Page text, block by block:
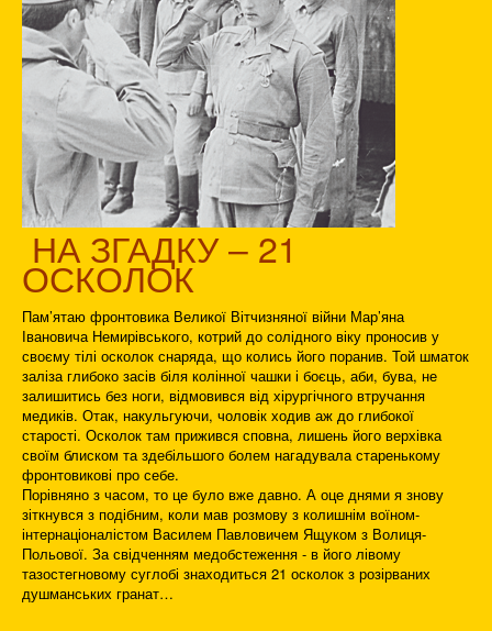
НА ЗГАДКУ – 21
ОСКОЛОК
Пам’ятаю фронтовика Великої Вітчизняної війни Мар’яна
Івановича Немирівського, котрий до солідного віку проносив у
своєму тілі осколок снаряда, що колись його поранив. Той шматок
заліза глибоко засів біля колінної чашки і боєць, аби, бува, не
залишитись без ноги, відмовився від хірургічного втручання
медиків. Отак, накульгуючи, чоловік ходив аж до глибокої
старості. Осколок там прижився сповна, лишень його верхівка
своїм блиском та здебільшого болем нагадувала старенькому
фронтовикові про себе.
Порівняно з часом, то це було вже давно. А оце днями я знову
зіткнувся з подібним, коли мав розмову з колишнім воїном-
інтернаціоналістом Василем Павловичем Ящуком з Волиця-
Польової. За свідченням медобстеження - в його лівому
тазостегновому суглобі знаходиться 21 осколок з розірваних
душманських гранат…